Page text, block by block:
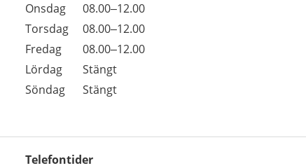
Onsdag
08.00–12.00
Torsdag
08.00–12.00
Fredag
08.00–12.00
Lördag
Stängt
Söndag
Stängt
Telefontider